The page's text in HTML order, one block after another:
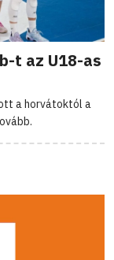
t az U18-as
a horvátoktól a